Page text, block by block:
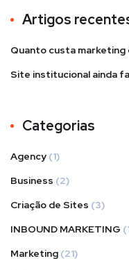
Artigos
Quanto custa marketing
Site institucional ainda
Categorias
Agency (1)
Business (2)
Criação de Sites (3)
INBOUND MARKETING
Marketing (21)